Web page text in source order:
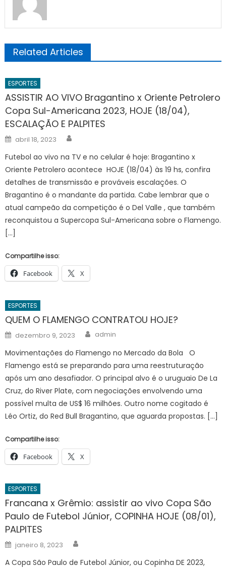
Related Articles
ESPORTES
ASSISTIR AO VIVO Bragantino x Oriente Petrolero
Copa Sul-Americana 2023, HOJE (18/04),
ESCALAÇÃO E PALPITES
Posted
on
abril 18, 2023
Futebol ao vivo na TV e no celular é hoje: Bragantino x
Oriente Petrolero acontece HOJE (18/04) às 19 hs, confira
detalhes de transmissão e prováveis escalações. O
Bragantino é o mandante da partida. Cabe lembrar que o
atual campeão da competição é o Del Valle , que também
reconquistou a Supercopa Sul-Americana sobre o Flamengo.
[…]
Compartilhe isso:
Facebook X
ESPORTES
QUEM O FLAMENGO CONTRATOU HOJE?
Posted
on
dezembro 9, 2023 Author
admin
Movimentações do Flamengo no Mercado da Bola O
Flamengo está se preparando para uma reestruturação
após um ano desafiador. O principal alvo é o uruguaio De La
Cruz, do River Plate, com negociações envolvendo uma
possível multa de US$ 16 milhões. Outro nome cogitado é
Léo Ortiz, do Red Bull Bragantino, que aguarda propostas. […]
Compartilhe isso:
Facebook X
ESPORTES
Francana x Grêmio: assistir ao vivo Copa São
Paulo de Futebol Júnior, COPINHA HOJE (08/01),
PALPITES
Posted
on
janeiro 8, 2023
A Copa São Paulo de Futebol Júnior, ou Copinha DE 2023,